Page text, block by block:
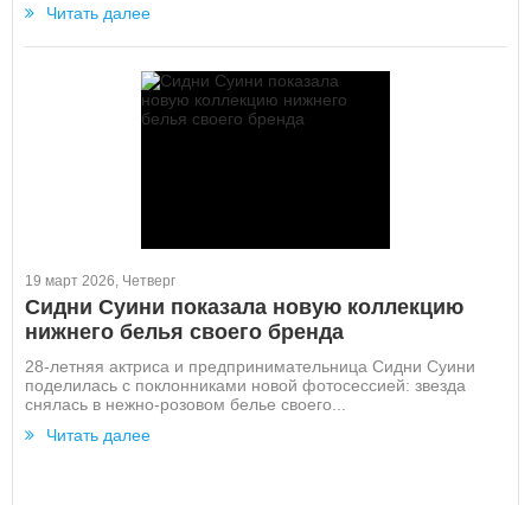
Читать далее
19 март 2026, Четверг
Сидни Суини показала новую коллекцию
нижнего белья своего бренда
28-летняя актриса и предпринимательница Сидни Суини
поделилась с поклонниками новой фотосессией: звезда
снялась в нежно-розовом белье своего...
Читать далее